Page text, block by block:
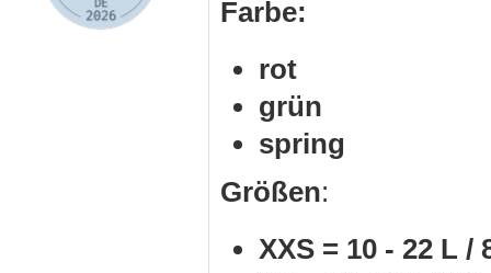
Farbe:
rot
grün
spring
Größen:
XXS = 10 - 22 L /